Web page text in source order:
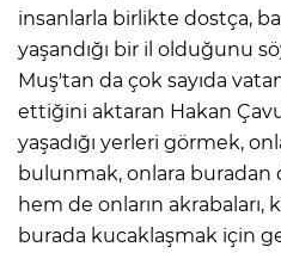
insanlarla birlikte dostça,
yaşandığı bir il olduğunu
Muş'tan da çok sayıda
ettiğini aktaran Hakan
yaşadığı yerleri görmek,
bulunmak, onlara
hem de onların akrabaları,
burada kucaklaşmak için